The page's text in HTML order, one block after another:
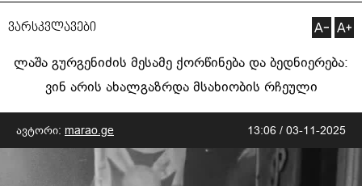
ვარსკვლავები
ლაშა გურგენიძის მესამე ქორწინება და ბედნიერება:
ვინ არის ახალგაზრდა მსახიობის რჩეული
ავტორი: marao.ge 13:06 / 03-11-2025